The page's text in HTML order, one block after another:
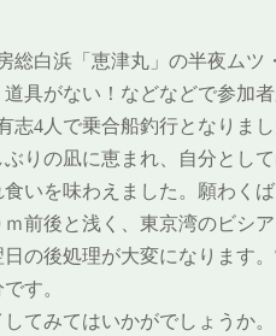
総白浜「恵津丸」の半夜ムツ
具がない！などなどで参加
志4人で乗合船釣行となりまし
りの凪に恵まれ、自分とし
いを味わえました。願わく
前後と浅く、東京湾のビシ
の後処理が大変になります
す。
てみてはいかがでしょうか。